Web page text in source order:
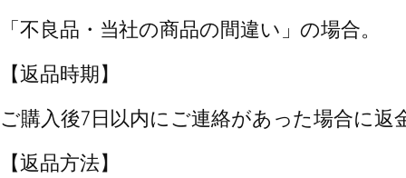
「不良品・当社の商品の間違い」の場合。
【返品時期】
ご購入後7日以内にご連絡があった場合に
【返品方法】